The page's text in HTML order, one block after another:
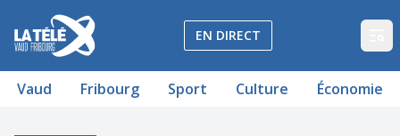
La Télé - Télévision régionale Vaud et Fribourg
EN DIRECT
Vaud Fribourg Sport Culture Économie